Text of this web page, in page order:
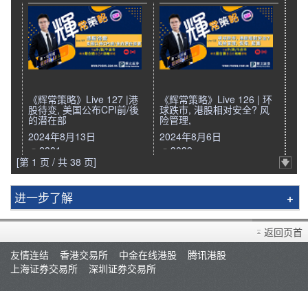
《辉常策略》Live 127 |港
股待变, 美国公布CPI前/後
的潜在部
2024年8月13日
2881
《辉常策略》Live 126 | 环
球跌市, 港股相对安全? 风
险管理,
2024年8月6日
3039
[第 1 页 / 共 38 页]
进一步了解
辉立简介
分行资料
招聘人才
返回页首
友情连结
香港交易所 中金在线港股
腾讯港股
上海证券交易所
深圳证券交易所